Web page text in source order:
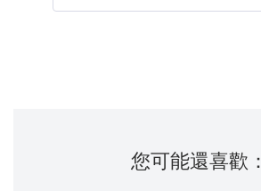
您可能還喜歡：